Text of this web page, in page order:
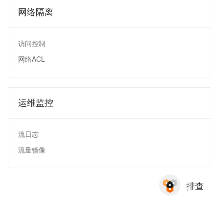
网络隔离
访问控制
网络ACL
运维监控
流日志
流量镜像
排查